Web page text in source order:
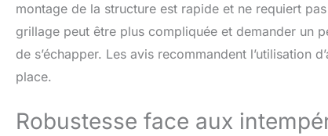
montage de la structure est rapide et ne requiert
grillage peut être plus compliquée et demander un
de s’échapper. Les avis recommandent l’utilisation
place.
Robustesse face aux